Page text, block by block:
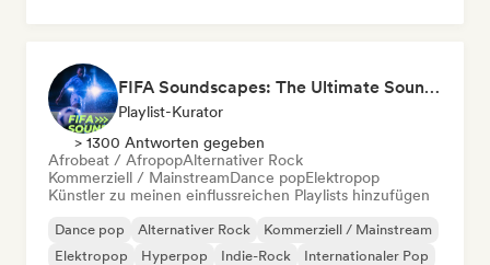
FIFA Soundscapes: The Ultimate Soundtrack ⚽️ Festival Indie, Electropop & Dance Anthems
Playlist-Kurator
> 1300 Antworten gegeben
Afrobeat / AfropopAlternativer Rock
Kommerziell / MainstreamDance popElektropop
Künstler zu meinen einflussreichen Playlists hinzufügen
Dance pop Alternativer Rock
Kommerziell / Mainstream
Elektropop
Hyperpop Indie-Rock
Internationaler Pop